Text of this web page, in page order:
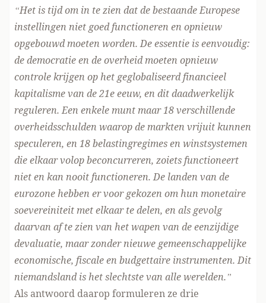
“Het is tijd om in te zien dat de bestaande Europese
instellingen niet goed functioneren en opnieuw
opgebouwd moeten worden. De essentie is eenvoudig:
de democratie en de overheid moeten opnieuw
controle krijgen op het geglobaliseerd financieel
kapitalisme van de 21e eeuw, en dit daadwerkelijk
reguleren. Een enkele munt maar 18 verschillende
overheidsschulden waarop de markten vrijuit kunnen
speculeren, en 18 belastingregimes en winstsystemen
die elkaar volop beconcurreren, zoiets functioneert
niet en kan nooit functioneren. De landen van de
eurozone hebben er voor gekozen om hun monetaire
soevereiniteit met elkaar te delen, en als gevolg
daarvan af te zien van het wapen van de eenzijdige
devaluatie, maar zonder nieuwe gemeenschappelijke
economische, fiscale en budgettaire instrumenten. Dit
niemandsland is het slechtste van alle werelden.”
Als antwoord daarop formuleren ze drie